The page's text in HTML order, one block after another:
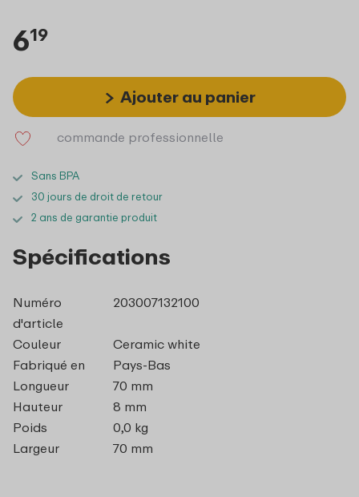
619
Ajouter au panier
commande professionnelle
Sans BPA
30 jours de droit de retour
2 ans de garantie produit
Spécifications
Numéro
d'article
203007132100
Couleur
Ceramic white
Fabriqué en
Pays-Bas
Longueur
70 mm
Hauteur
8 mm
Poids
0,0 kg
Largeur
70 mm